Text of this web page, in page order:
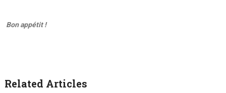
Bon appétit !
Related Articles